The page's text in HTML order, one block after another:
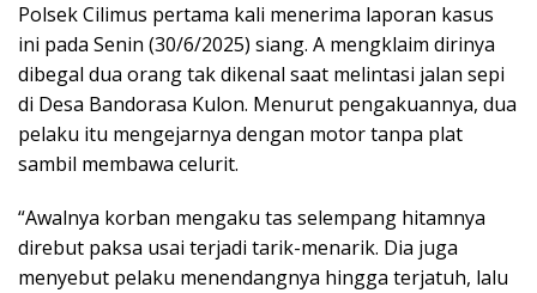
a
s
i
!
Polsek Cilimus pertama kali menerima laporan kasus
ini pada Senin (30/6/2025) siang. A mengklaim dirinya
dibegal dua orang tak dikenal saat melintasi jalan sepi
di Desa Bandorasa Kulon. Menurut pengakuannya, dua
pelaku itu mengejarnya dengan motor tanpa plat
sambil membawa celurit.
“Awalnya korban mengaku tas selempang hitamnya
direbut paksa usai terjadi tarik-menarik. Dia juga
menyebut pelaku menendangnya hingga terjatuh, lalu